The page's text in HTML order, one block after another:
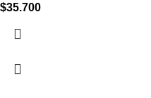
$35.700